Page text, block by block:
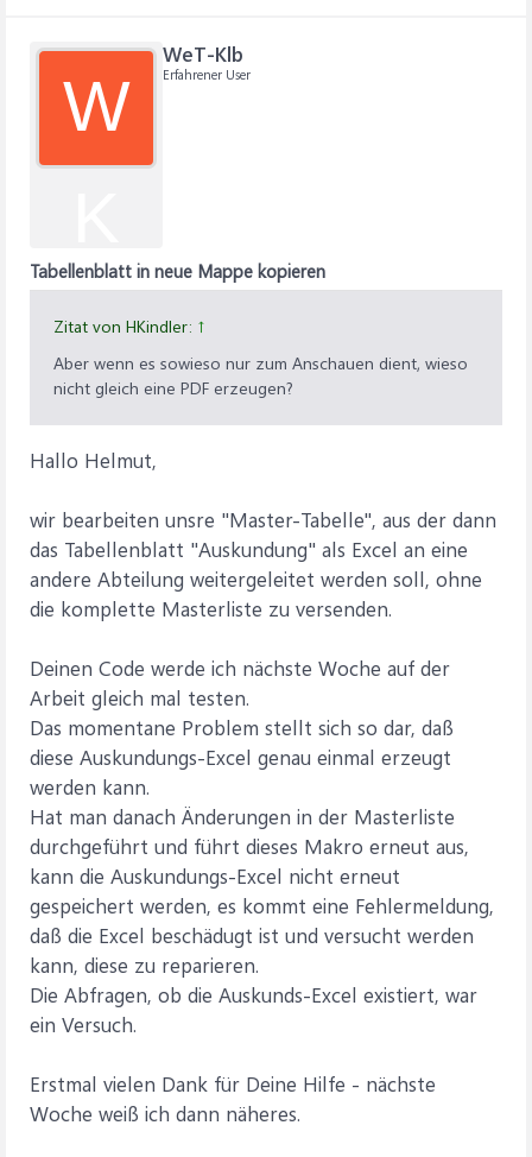
W
WeT-Klb
Erfahrener User
Tabellenblatt in neue Mappe kopieren
Zitat von HKindler: ↑
Aber wenn es sowieso nur zum Anschauen dient, wieso
nicht gleich eine PDF erzeugen?
Hallo Helmut,
wir bearbeiten unsre "Master-Tabelle", aus der dann
das Tabellenblatt "Auskundung" als Excel an eine
andere Abteilung weitergeleitet werden soll, ohne
die komplette Masterliste zu versenden.
Deinen Code werde ich nächste Woche auf der
Arbeit gleich mal testen.
Das momentane Problem stellt sich so dar, daß
diese Auskundungs-Excel genau einmal erzeugt
werden kann.
Hat man danach Änderungen in der Masterliste
durchgeführt und führt dieses Makro erneut aus,
kann die Auskundungs-Excel nicht erneut
gespeichert werden, es kommt eine Fehlermeldung,
daß die Excel beschädugt ist und versucht werden
kann, diese zu reparieren.
Die Abfragen, ob die Auskunds-Excel existiert, war
ein Versuch.
Erstmal vielen Dank für Deine Hilfe - nächste
Woche weiß ich dann näheres.